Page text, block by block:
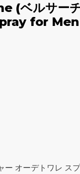
(ベルサー
for Men
ー オーデトワレ ス